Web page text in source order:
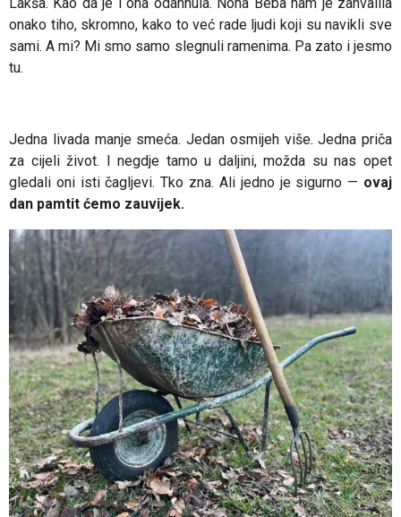
onako tiho, skromno, kako to već rade ljudi koji su navikli sve
sami. A mi? Mi smo samo slegnuli ramenima. Pa zato i jesmo
tu.
Jedna livada manje smeća. Jedan osmijeh više. Jedna priča
za cijeli život. I negdje tamo u daljini, možda su nas opet
gledali oni isti čagljevi. Tko zna. Ali jedno je sigurno — ovaj
dan pamtit ćemo zauvijek.